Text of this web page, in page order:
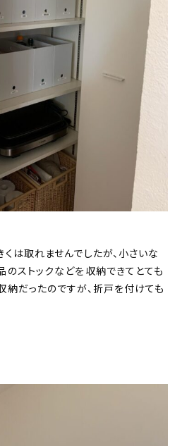
は取れませんでしたが、小さいな
のストックなどを収納できてとても
納だったのですが、折戸を付けても